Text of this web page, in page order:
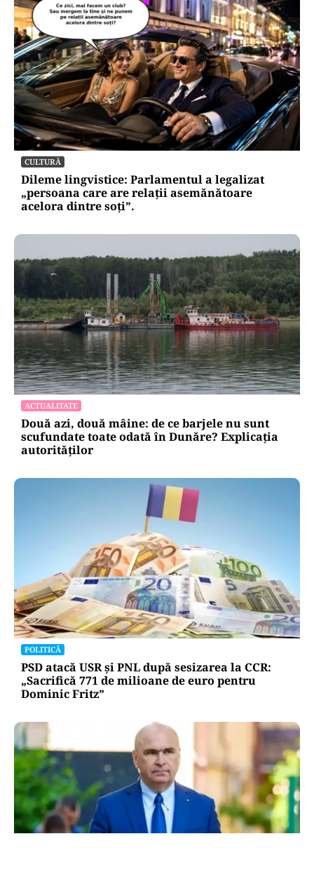
CULTURĂ
Dileme lingvistice: Parlamentul a legalizat
„persoana care are relații asemănătoare
acelora dintre soți”.
ACTUALITATE
Două azi, două mâine: de ce barjele nu sunt
scufundate toate odată în Dunăre? Explicația
autorităților
POLITICĂ
PSD atacă USR și PNL după sesizarea la CCR:
„Sacrifică 771 de milioane de euro pentru
Dominic Fritz”